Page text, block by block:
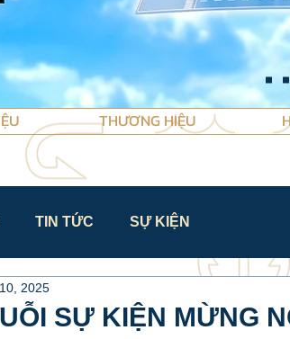
THƯƠNG HIỆU
TIN TỨC SỰ KIỆN
SỰ KIỆN MỪNG
2025